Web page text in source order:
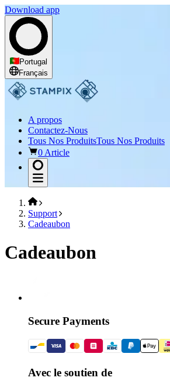
Download app
Portugal
Français
A propos
Contactez-Nous
Tous Nos ProduitsTous Nos Produits
0 Article
Support
Cadeaubon
Cadeaubon
Secure Payments
Avec le soutien de